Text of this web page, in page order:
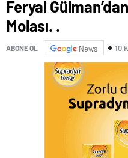
Feryal
Molası. .
ABONE OL News 10